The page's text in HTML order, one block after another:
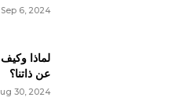
Sep 6, 2024
لماذا
عن ذاتنا؟
30, 2024